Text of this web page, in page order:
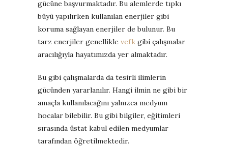
gücüne başvurmaktadır. Bu alemlerde tıpkı
büyü yapılırken kullanılan enerjiler gibi
koruma sağlayan enerjiler de bulunur. Bu
tarz enerjiler genellikle vefk gibi çalışmalar
aracılığıyla hayatımızda yer almaktadır.
Bu gibi çalışmalarda da tesirli ilimlerin
gücünden yararlanılır. Hangi ilmin ne gibi bir
amaçla kullanılacağını yalnızca medyum
hocalar bilebilir. Bu gibi bilgiler, eğitimleri
sırasında üstat kabul edilen medyumlar
tarafından öğretilmektedir.